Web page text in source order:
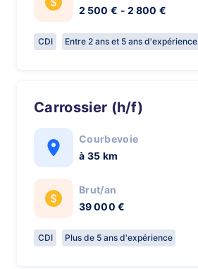
2 500 € - 2 800 €
CDI Entre 2 ans et 5 ans d'expérience
Carrossier (h/f)
Courbevoie
à 35 km
Brut/an
39 000 €
CDI Plus de 5 ans d'expérience